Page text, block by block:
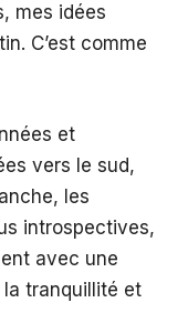
mes idées
C’est comme
et
vers le sud,
les
introspectives,
avec une
tranquillité et